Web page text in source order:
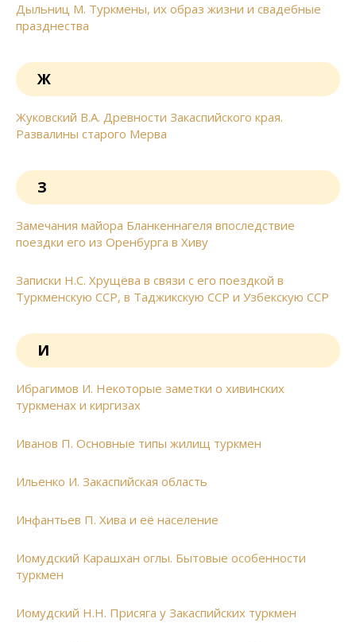
Дыльниц М. Туркмены, их образ жизни и свадебные
празднества
Ж
Жуковский В.А. Древности Закаспийского края.
Развалины старого Мерва
З
Замечания майора Бланкеннагеля впоследствие
поездки его из Оренбурга в Хиву
Записки Н.С. Хрущёва в связи с его поездкой в
Туркменскую ССР, в Таджикскую ССР и Узбекскую ССР
И
Ибрагимов И. Некоторые заметки о хивинских
туркменах и киргизах
Иванов П. Основные типы жилищ туркмен
Ильенко И. Закаспийская область
Инфантьев П. Хива и её население
Иомудский Карашхан оглы. Бытовые особенности
туркмен
Иомудский Н.Н. Присяга у Закаспийских туркмен